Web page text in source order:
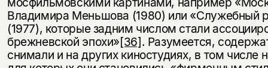
Владимира Меньшова (1980) или «Служебный
(1977), которые задним числом стали
брежневской эпохи»[36]. Разумеется,
снимали и на других киностудиях, в том